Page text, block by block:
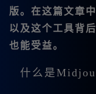
版。在这篇文章
以及这个工具背
也能受益。
什么是